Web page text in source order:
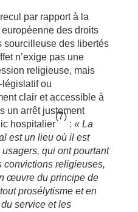
par rapport à la
des droits
sourcilleuse des libertés
n’exige pas une
religieuse, mais
législatif ou
clair et accessible à
un arrêt justement
hospitalier
(7)
: « La
est un lieu où il est
qui ont pourtant
convictions religieuses,
œuvre du principe de
prosélytisme et en
service et les